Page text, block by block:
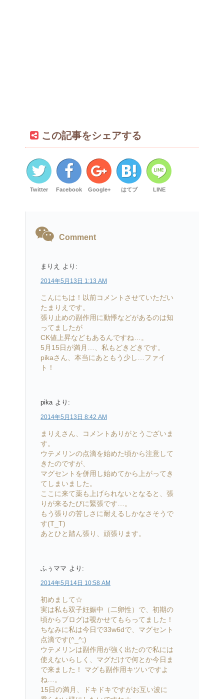
この記事をシェアする
Twitter Facebook Google+ はてブ LINE
Comment
まりえ より:
2014年5月13日 1:13 AM
こんにちは！以前コメントさせていただい
たまりえです。
張り止めの副作用に動悸などがあるのは知
ってましたが
CK値上昇などもあるんですね…。
5月15日が満月…、私もどきどきです。
pikaさん、本当にあともう少し…ファイ
ト！
pika より:
2014年5月13日 8:42 AM
まりえさん、コメントありがとうございま
す。
ウテメリンの点滴を始めた頃から注意して
きたのですが、
マグセントを併用し始めてから上がってき
てしまいました。
ここに来て薬も上げられないとなると、張
りが来るたびに緊張です…。
もう張りの苦しさに耐えるしかなさそうで
す(T_T)
あとひと踏ん張り、頑張ります。
ふぅママ より:
2014年5月14日 10:58 AM
初めまして☆
実は私も双子妊娠中（二卵性）で、初期の
頃からブログは覗かせてもらってました！
ちなみに私は今日で33w6dで、マグセント
点滴です(^_^;)
ウテメリンは副作用が強く出たので私には
使えないらしく、マグだけで何とか今日ま
で来ました！ マグも副作用キツいですよ
ね…。
15日の満月、ドキドキですがお互い波に